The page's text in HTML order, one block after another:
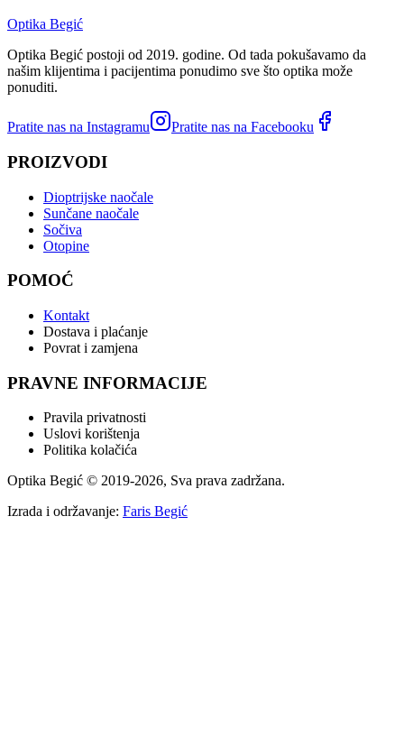
Optika Begić
Optika Begić postoji od 2019. godine. Od tada pokušavamo da
našim klijentima i pacijentima ponudimo sve što optika može
ponuditi.
Pratite nas na Instagramu Pratite nas na Facebooku
PROIZVODI
Dioptrijske naočale
Sunčane naočale
Sočiva
Otopine
POMOĆ
Kontakt
Dostava i plaćanje
Povrat i zamjena
PRAVNE INFORMACIJE
Pravila privatnosti
Uslovi korištenja
Politika kolačića
Optika Begić © 2019-2026, Sva prava zadržana.
Izrada i održavanje: Faris Begić